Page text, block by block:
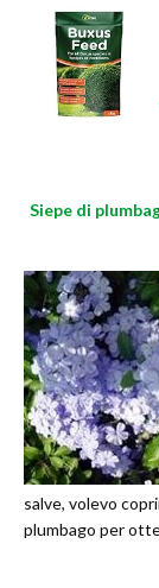
Siepe di
salve, volevo
plumbago per